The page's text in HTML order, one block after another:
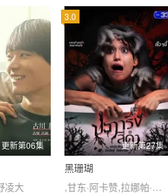
更新第06集
凌大
3.0
更新第27集
黑珊瑚
,甘东·阿卡赞,拉娜帕·翁塔娜特,莫拉克·桑塔维,塔纳功·陂沙亚侬,玛妮娜·甘姆雯,帕拉查功·皮亚萨库乔,周·艮欧若戈·塔潘努特,松希·努诺卡空希,缓乐莉·格隆格侬,温拿·圭毕达,迪·威威迪·巴沃隆凯拉霆卡州恩